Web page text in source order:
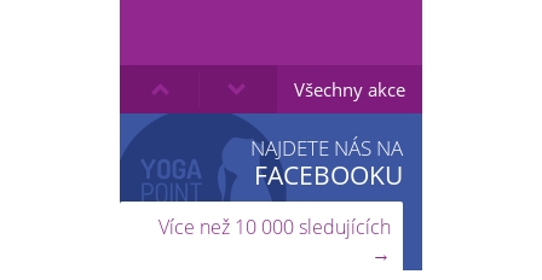
Všechny akce
NAJDETE NÁS NA
FACEBOOKU
Více než 10 000 sledujících
→